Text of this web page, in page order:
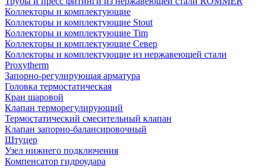
Коллекторы и комплектующие
Коллекторы и комплектующие Stout
Коллекторы и комплектующие Tim
Коллекторы и комплектующие Север
Коллекторы и комплектующие из нержавеющей стали
Proxytherm
Запорно-регулирующая арматура
Головка термостатическая
Кран шаровой
Клапан терморегулирующий
Термостатический смесительный клапан
Клапан запорно-балансировочный
Штуцер
Узел нижнего подключения
Компенсатор гидроудара